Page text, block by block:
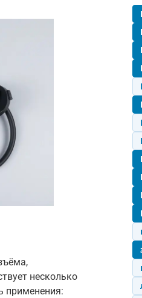
несколько
применения: